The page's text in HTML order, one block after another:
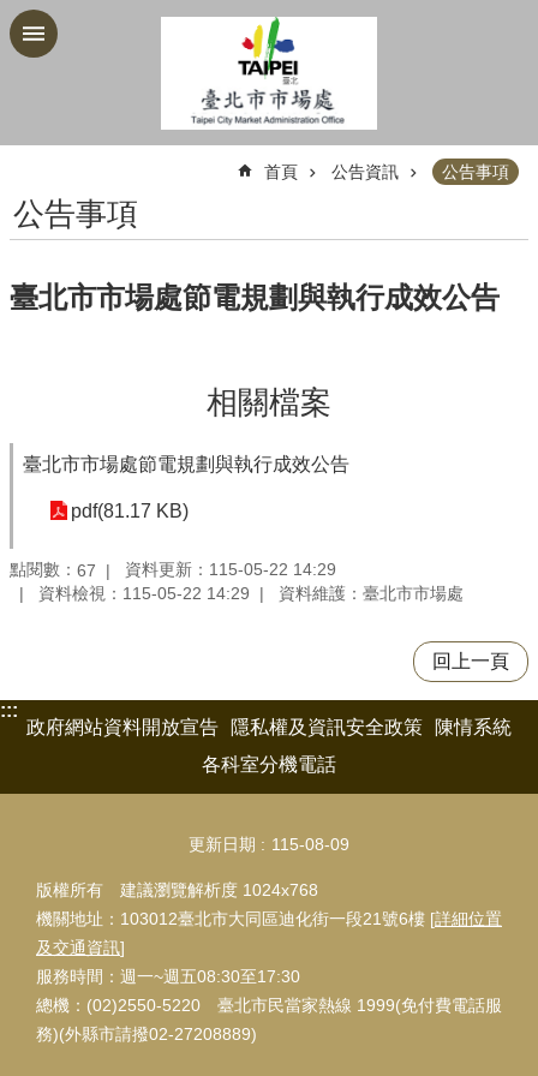
跳到主要內容區塊
首頁 公告資訊 公告事項
公告事項
臺北市市場處節電規劃與執行成效公告
相關檔案
臺北市市場處節電規劃與執行成效公告
pdf(81.17 KB)
點閱數： 67
資料更新：115-05-22 14:29
資料檢視：115-05-22 14:29
資料維護：臺北市市場處
回上一頁
:::
政府網站資料開放宣告
隱私權及資訊安全政策
陳情系統
各科室分機電話
更新日期 115-08-09
版權所有 建議瀏覽解析度 1024x768
機關地址：103012臺北市大同區迪化街一段21號6樓 [詳細位置
及交通資訊]
服務時間：週一~週五08:30至17:30
總機：(02)2550-5220 臺北市民當家熱線 1999(免付費電話服
務)(外縣市請撥02-27208889)